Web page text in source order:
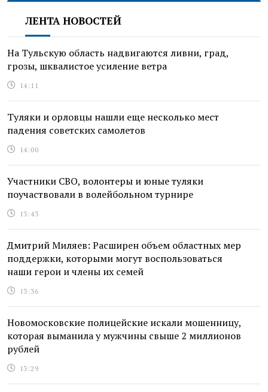
ЛЕНТА НОВОСТЕЙ
На Тульскую область надвигаются ливни, град,
грозы, шквалистое усиление ветра
14:11
Туляки и орловцы нашли еще несколько мест
падения советских самолетов
14:00
Участники СВО, волонтеры и юные туляки
поучаствовали в волейбольном турнире
13:43
Дмитрий Миляев: Расширен объем областных мер
поддержки, которыми могут воспользоваться
наши герои и члены их семей
13:36
Новомосковские полицейские искали мошенницу,
которая выманила у мужчины свыше 2 миллионов
рублей
13:29